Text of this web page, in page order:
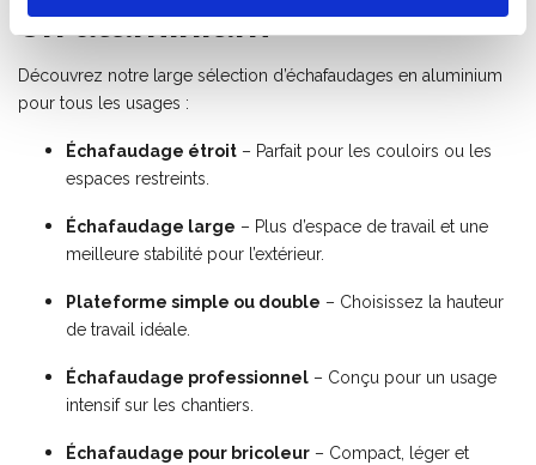
en aluminium
Découvrez notre large sélection d’échafaudages en aluminium
pour tous les usages :
Échafaudage étroit – Parfait pour les couloirs ou les
espaces restreints.
Échafaudage large – Plus d’espace de travail et une
meilleure stabilité pour l’extérieur.
Plateforme simple ou double – Choisissez la hauteur
de travail idéale.
Échafaudage professionnel – Conçu pour un usage
intensif sur les chantiers.
Échafaudage pour bricoleur – Compact, léger et